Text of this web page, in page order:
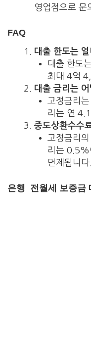
영업점으로 문
FAQ
대출 한도는
대출 한도
최대 4억
대출 금리는
고정금리
리는 연
중도상환수수
고정금리
리는 0.5%
면제됩니다.
은행 전월세 보증금